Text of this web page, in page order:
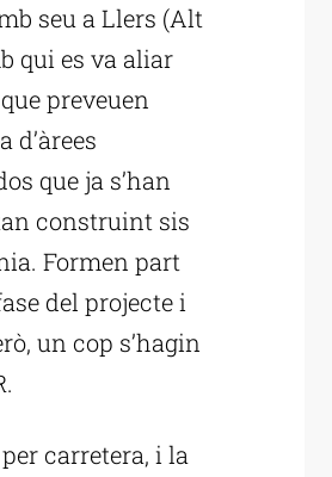
seu a Llers (Alt
qui es va aliar
preveuen
d’àrees
que ja s’han
construint sis
Formen part
del projecte i
un cop s’hagin
carretera, i la